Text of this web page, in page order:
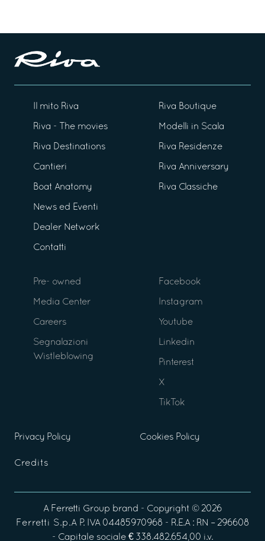
Il mito Riva
Riva - The movies
Riva Destinations
Cantieri
Boat Anatomy
News ed Eventi
Dealer Network
Contatti
Riva Boutique
Modelli in Scala
Riva Residenze
Riva Anniversary
Riva Classiche
Pre- owned
Media Center
Careers
Segnalazioni
Wistleblowing
Facebook
Instagram
Youtube
Linkedin
Pinterest
X
TikTok
Privacy Policy Cookies Policy
Credits
A Ferretti Group brand - Copyright © 2026
Ferretti S.p.A P. IVA 04485970968 - R.E.A : RN – 296608
- Capitale sociale € 338.482.654,00 i.v.